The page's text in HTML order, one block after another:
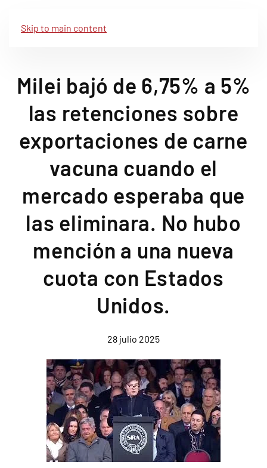
Skip to main content
Milei bajó de 6,75% a 5%
las retenciones sobre
exportaciones de carne
vacuna cuando el
mercado esperaba que
las eliminara. No hubo
mención a una nueva
cuota con Estados
Unidos.
28 julio 2025